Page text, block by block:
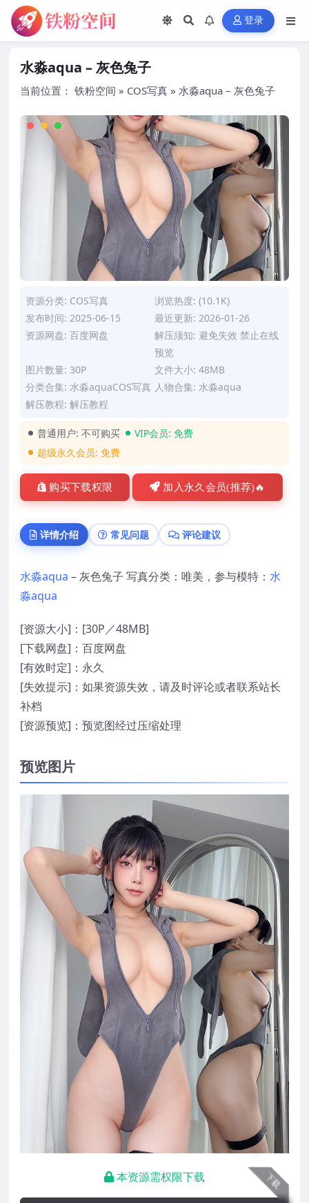
登录
水淼aqua – 灰色兔子
当前位置： 铁粉空间 » COS写真 » 水淼aqua – 灰色兔子
资源分类: COS写真
浏览热度: (10.1K)
发布时间: 2025-06-15
最近更新: 2026-01-26
资源网盘: 百度网盘
解压须知: 避免失效 禁止在线
预览
图片数量: 30P
文件大小: 48MB
分类合集: 水淼aquaCOS写真 人物合集: 水淼aqua
解压教程: 解压教程
普通用户: 不可购买 VIP会员: 免费
超级永久会员: 免费
购买下载权限 加入永久会员(推荐)🔥
详情介绍 常见问题 评论建议
水淼aqua – 灰色兔子 写真分类：唯美，参与模特： 水
淼aqua
[资源大小]：[30P／48MB]
[下载网盘]：百度网盘
[有效时定]：永久
[失效提示]：如果资源失效，请及时评论或者联系站长
补档
[资源预览]：预览图经过压缩处理
预览图片
下载
本资源需权限下载